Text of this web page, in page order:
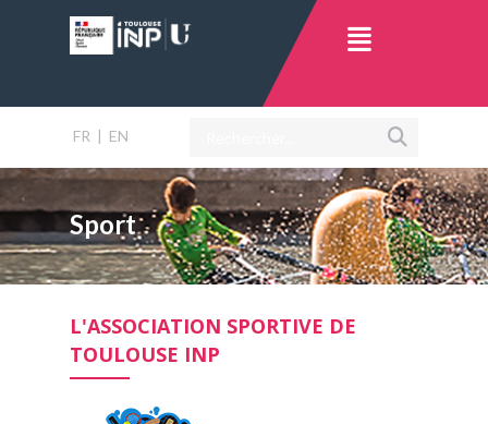
FR | EN
Sport
L'ASSOCIATION SPORTIVE DE
TOULOUSE INP